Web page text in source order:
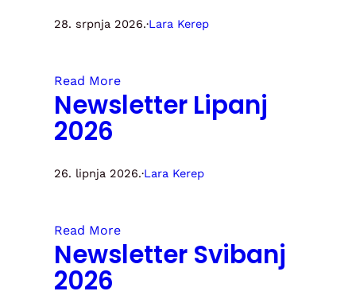
28. srpnja 2026.·Lara Kerep
Read More
Newsletter Lipanj
2026
26. lipnja 2026.·Lara Kerep
Read More
Newsletter Svibanj
2026